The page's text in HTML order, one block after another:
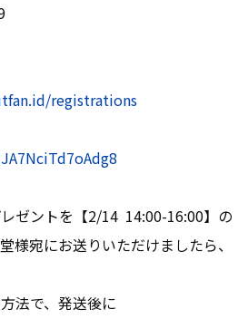
registrations
ゼントを【2/14 14:00-16:00】の
様宛にお送りいただけましたら、
法で、発送後に